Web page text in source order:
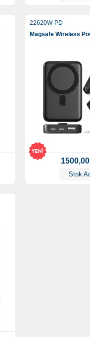
22620W-PD
Magsafe Wireless
Stok